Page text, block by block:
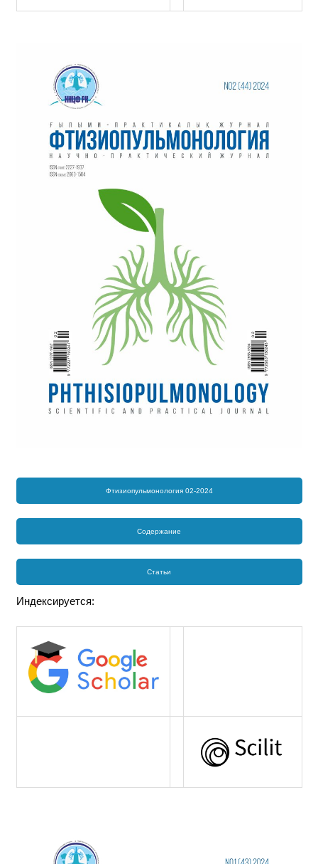
Фтизиопульмонология 02-2024
Содержание
Статьи
Индексируется: